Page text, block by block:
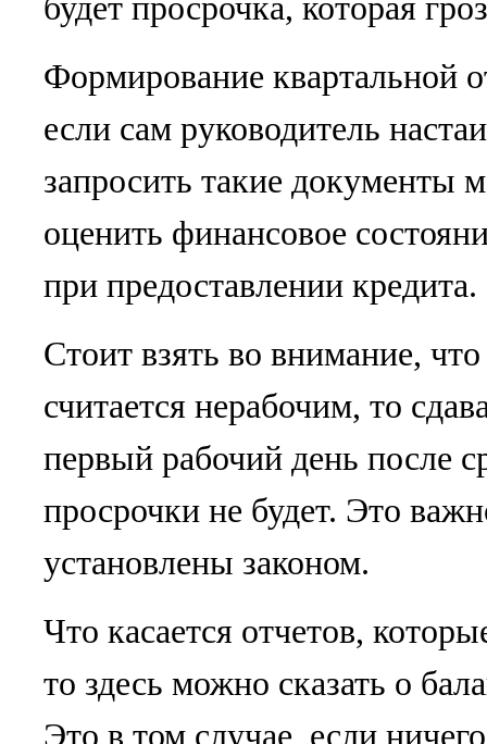
Формирование квартальной
если сам руководитель
запросить такие документы
оценить финансовое
при предоставлении кредита.
Стоит взять во внимание,
считается нерабочим, то
первый рабочий день после
просрочки не будет. Это
установлены законом.
Что касается отчетов,
то здесь можно сказать о
Это в том случае, если